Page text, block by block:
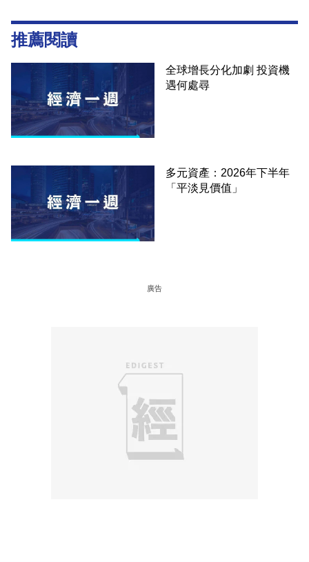
推薦閱讀
全球增長分化加劇 投資機
遇何處尋
多元資產：2026年下半年
「平淡見價值」
廣告